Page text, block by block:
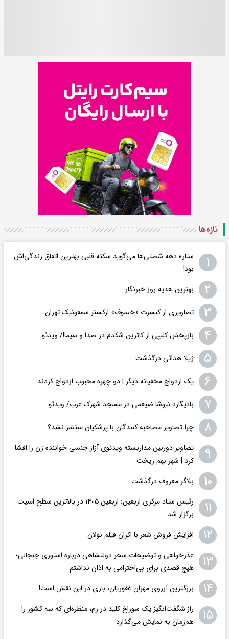
تازه‌ها
۱
ستاره دهه شصتی‌ها می‌گوید سکته قلبی بهترین اتفاق زندگی‌اش
بود!
۲ بهترین هدیه روز خبرنگار
۳ تصاویری از کنسرت «خسوف» ارکستر سمفونیک تهران
۴ بازپخش کلیپی از کاترین شکدم در صدا و سیما!/ ویدئو
۵ ژیلا هدائی درگذشت
۶ یک ازدواج مخفیانه دیگر | دو چهره محبوب ازدواج کردند
۷ بادیگارد نیوشا ضیغمی در مسجد شهرک غرب/ ویدئو
۸ چرا تصاویر مصاحبه کنندگان با پزشکیان منتشر نشد؟
۹
تصاویر دوربین مداربسته ویدئوی آزار جنسی خواننده زن را افشا
کرد | شهر بهم ریخت
۱۰ بلاگر معروف درگذشت
۱۱
رئیس ستاد مرکزی اربعین: اربعین ۱۴۰۵ در بالاترین سطح امنیت
برگزار شد
۱۲ افزایش فروش شعر با اکران فیلم نولان
۱۳
عذرخواهی و توضیحات سحر دولتشاهی درباره استوری جنجالی؛
هیچ قصدی برای بی‌احترامی به اذان نداشتم
۱۴ بزرگترین آرزوی مهران غفوریان، بازی در این نقش است!
۱۵
راز شگفت‌انگیز یک سوراخ کلید در رم؛ منظره‌ای که سه کشور را
هم‌زمان به نمایش می‌گذارد